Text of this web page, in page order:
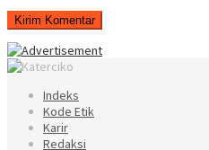
Indeks
Kode Etik
Karir
Redaksi